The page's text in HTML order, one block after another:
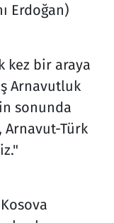
Erdoğan)
kez bir araya
Arnavutluk
sonunda
Türk